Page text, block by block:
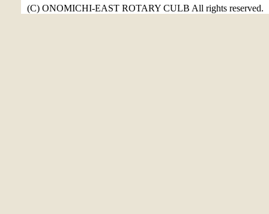
(C) ONOMICHI-EAST ROTARY CULB All rights reserved.